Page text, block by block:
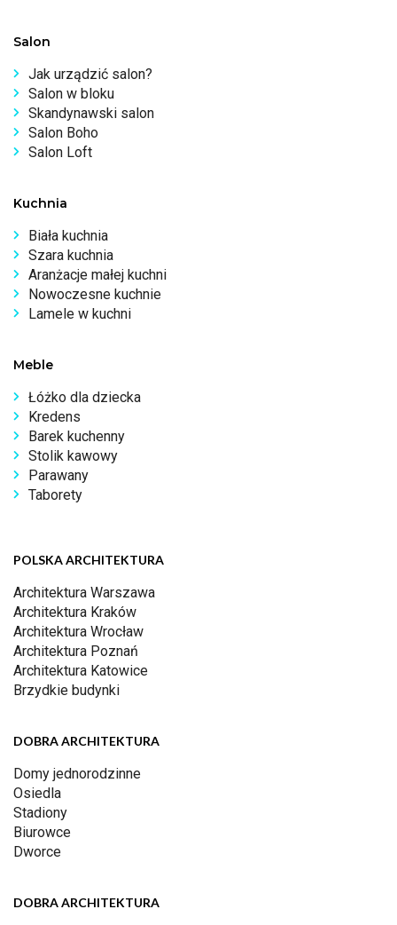
Salon
Jak urządzić salon?
Salon w bloku
Skandynawski salon
Salon Boho
Salon Loft
Kuchnia
Biała kuchnia
Szara kuchnia
Aranżacje małej kuchni
Nowoczesne kuchnie
Lamele w kuchni
Meble
Łóżko dla dziecka
Kredens
Barek kuchenny
Stolik kawowy
Parawany
Taborety
POLSKA ARCHITEKTURA
Architektura Warszawa
Architektura Kraków
Architektura Wrocław
Architektura Poznań
Architektura Katowice
Brzydkie budynki
DOBRA ARCHITEKTURA
Domy jednorodzinne
Osiedla
Stadiony
Biurowce
Dworce
DOBRA ARCHITEKTURA